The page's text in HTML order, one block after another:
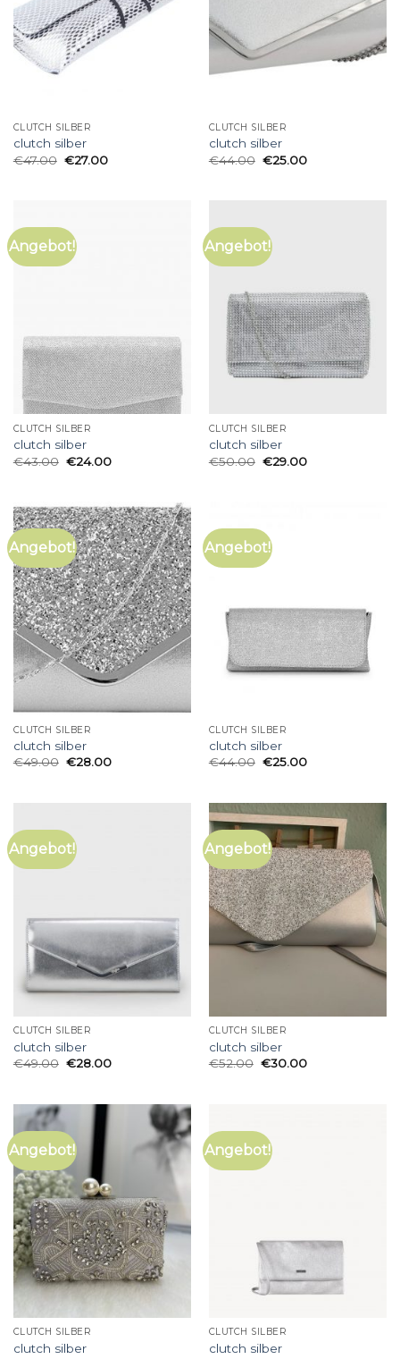
CLUTCH SILBER
clutch silber
€47.00 €27.00
CLUTCH SILBER
clutch silber
€44.00 €25.00
Angebot!
CLUTCH SILBER
clutch silber
€43.00 €24.00
Angebot!
CLUTCH SILBER
clutch silber
€50.00 €29.00
Angebot!
CLUTCH SILBER
clutch silber
€49.00 €28.00
Angebot!
CLUTCH SILBER
clutch silber
€44.00 €25.00
Angebot!
CLUTCH SILBER
clutch silber
€49.00 €28.00
Angebot!
CLUTCH SILBER
clutch silber
€52.00 €30.00
Angebot!
CLUTCH SILBER
clutch silber
Angebot!
CLUTCH SILBER
clutch silber